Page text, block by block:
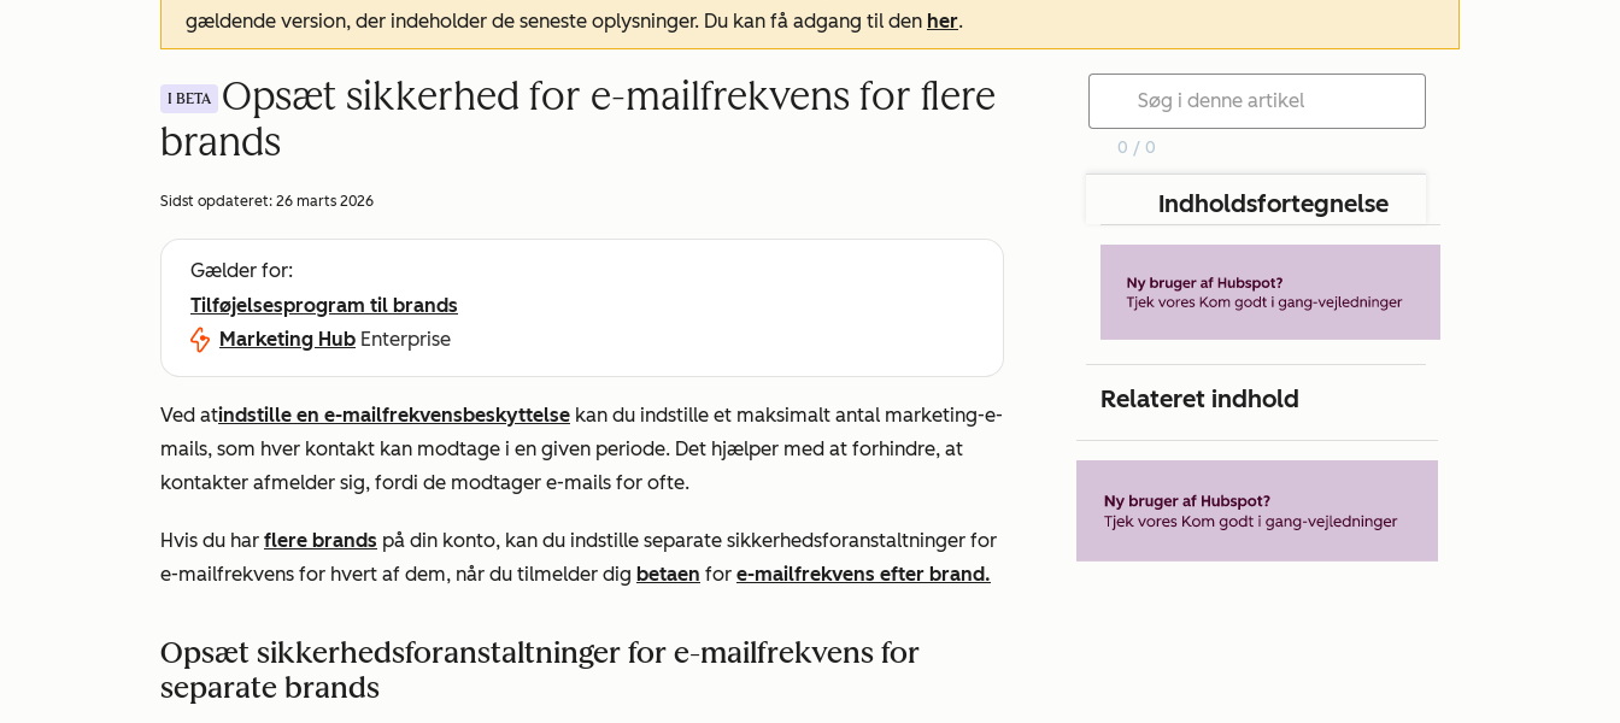
gældende version, der indeholder de seneste oplysninger. Du kan få adgang til den her.
I BETA
Opsæt sikkerhed for e-mailfrekvens for flere
brands
Sidst opdateret: 26 marts 2026
Gælder for:
Tilføjelsesprogram til brands
Marketing Hub Enterprise
Ved atindstille en e-mailfrekvensbeskyttelse kan du indstille et maksimalt antal marketing-e-
mails, som hver kontakt kan modtage i en given periode. Det hjælper med at forhindre, at
kontakter afmelder sig, fordi de modtager e-mails for ofte.
Hvis du har flere brands på din konto, kan du indstille separate sikkerhedsforanstaltninger for
e-mailfrekvens for hvert af dem, når du tilmelder dig betaen for e-mailfrekvens efter brand.
Opsæt sikkerhedsforanstaltninger for e-mailfrekvens for
separate brands
0 / 0
Indholdsfortegnelse
Relateret indhold